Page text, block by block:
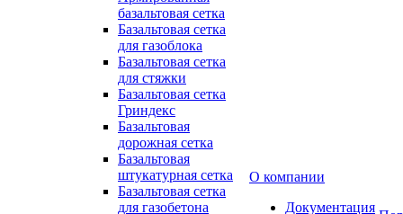
базальтовая сетка
Базальтовая сетка
для газоблока
Базальтовая сетка
для стяжки
Базальтовая сетка
Гриндекс
Базальтовая
дорожная сетка
Базальтовая
штукатурная сетка
Базальтовая сетка
для газобетона
О компании
Документация